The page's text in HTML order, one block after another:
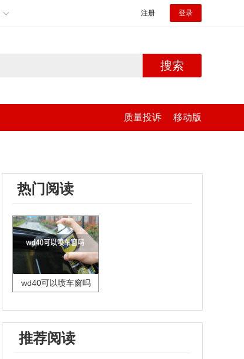
注册 登录
搜索
质量投诉 移动版
热门阅读
wd40可以喷车窗吗
推荐阅读